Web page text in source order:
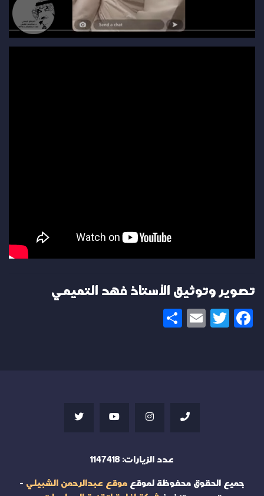
تصوير وتوثيق الأستاذ فهد التميمي
Facebook
Twitter
Email
عدد الزيارات: 1147418
جميع الحقوق محفوظة لموقعموقع عبدالرحمن الشبيلي -